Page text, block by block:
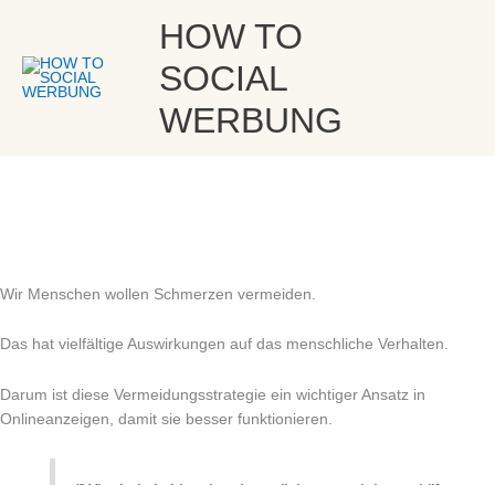
springen
HOW TO
SOCIAL
WERBUNG
vonSarah
Wir Menschen wollen Schmerzen vermeiden.
Das hat vielfältige Auswirkungen auf das menschliche Verhalten.
Darum ist diese Vermeidungsstrategie ein wichtiger Ansatz in
Onlineanzeigen, damit sie besser funktionieren.